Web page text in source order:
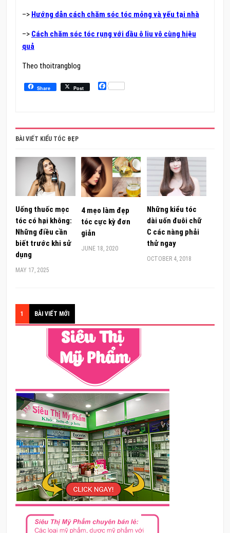
–> Hướng dẫn cách chăm sóc tóc mỏng và yếu tại nhà
–> Cách chăm sóc tóc rụng với dầu ô liu vô cùng hiệu
quả
Theo thoitrangblog
Share Post Facebook
BÀI VIẾT KIỂU TÓC ĐẸP
Uống thuốc mọc
tóc có hại không:
Những điều cần
biết trước khi sử
dụng
MAY 17, 2025
4 mẹo làm đẹp
tóc cực kỳ đơn
giản
JUNE 18, 2020
Những kiểu tóc
dài uốn đuôi chữ
C các nàng phải
thử ngay
OCTOBER 4, 2018
1 BÀI VIẾT MỚI